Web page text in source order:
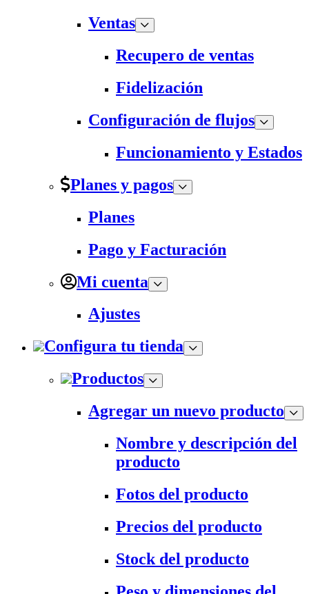
Ventas
Recupero de ventas
Fidelización
Configuración de flujos
Funcionamiento y Estados
Planes y pagos
Planes
Pago y Facturación
Mi cuenta
Ajustes
Configura tu tienda
Productos
Agregar un nuevo producto
Nombre y descripción del
producto
Fotos del producto
Precios del producto
Stock del producto